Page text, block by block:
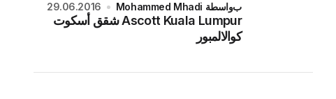
Ascott Kuala Lumpur شقق أسكوت
كوالالمبور
بواسطة Mohammed Mhadi 29.06.2016